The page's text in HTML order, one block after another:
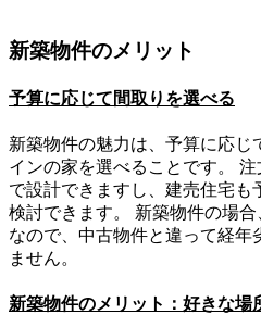
新築物件のメリット
予算に応じて間取りを選べる
新築物件の魅力は、予算に応
インの家を選べることです。
で設計できますし、建売住宅も
検討できます。 新築物件の場
なので、中古物件と違って経年
ません。
新築物件のメリット：好きな場